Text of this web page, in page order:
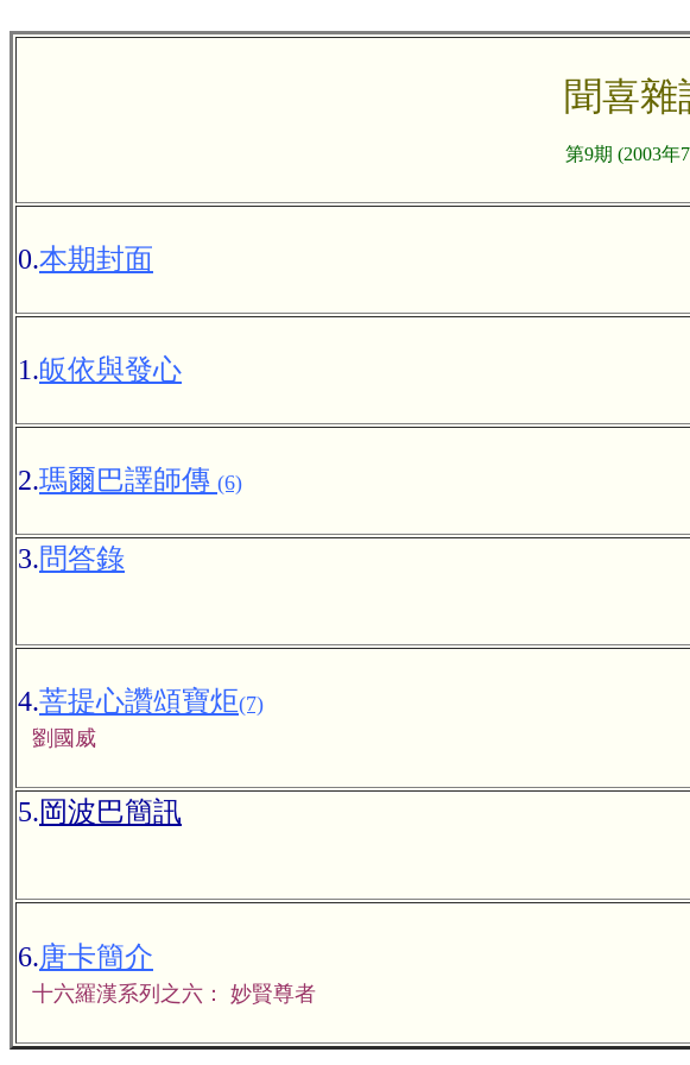
聞喜雜
第9期 (2003年
0.本期封面
1.皈依與發心
2.瑪爾巴譯師傳 (6)
3.問答錄
4.菩提心讚頌寶炬(7)
劉國威
5.岡波巴簡訊
6.唐卡簡介
十六羅漢系列之六： 妙賢尊者